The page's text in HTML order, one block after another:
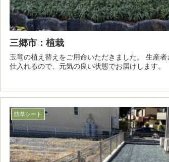
三郷市：植栽
玉竜の植え替えをご用命いただきました。 生産者さんから、前日もしくは、当日の朝に
仕入れるので、元気の良い状態でお届けします。
防草シート